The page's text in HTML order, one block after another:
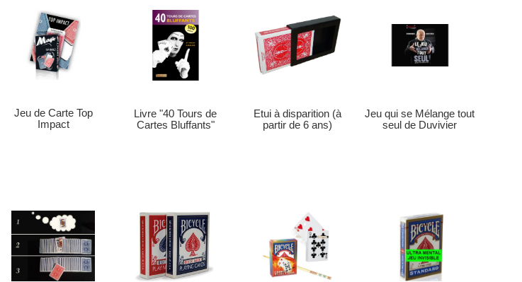
Jeu de Carte Top
Impact
Livre "40 Tours de
Cartes Bluffants"
Etui à disparition (à
partir de 6 ans)
Jeu qui se Mélange tout
seul de Duvivier